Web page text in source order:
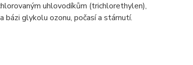
uhlovodíkům (trichlorethylen),
glykolu ozonu, počasí a stárnutí.